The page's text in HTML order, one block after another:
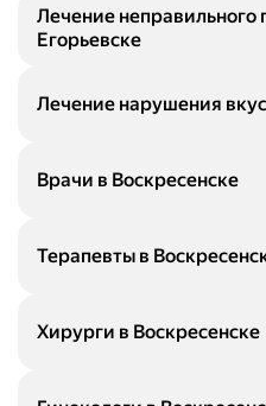
Лечение неправильного
Егорьевске
Лечение нарушения
Врачи в Воскресенске
Терапевты в
Хирурги в Воскресенске